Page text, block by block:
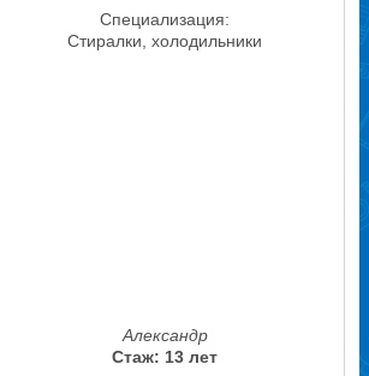
Специализация:
Стиралки, холодильники
Александр
Стаж: 13 лет